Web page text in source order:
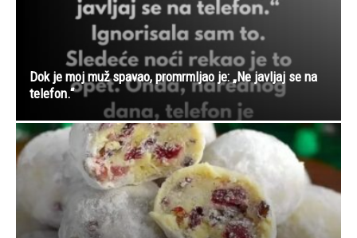
Dok je moj muž spavao, promrmljao je: „Ne javljaj se na
telefon.“